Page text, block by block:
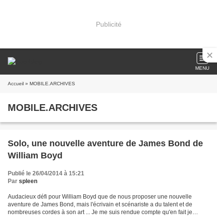
Publicité
MENU
Accueil » MOBILE.ARCHIVES
MOBILE.ARCHIVES
Solo, une nouvelle aventure de James Bond de
William Boyd
Publié le 26/04/2014 à 15:21
Par spleen
Audacieux défi pour William Boyd que de nous proposer une nouvelle
aventure de James Bond, mais l'écrivain et scénariste a du talent et de
nombreuses cordes à son art ... Je me suis rendue compte qu'en fait je